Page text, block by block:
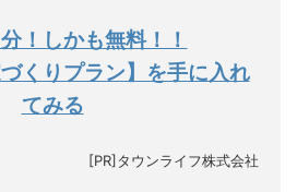
！しかも無料！！
くりプラン】を手に入れ
てみる
[PR]タウンライフ株式会社